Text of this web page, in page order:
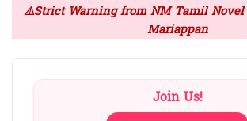
⚠️Strict Warning from NM Tamil Novel
Mariappan
Join Us!